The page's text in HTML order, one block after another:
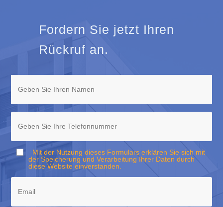
Fordern Sie jetzt Ihren
Rückruf an.
Mit der Nutzung dieses Formulars erklären Sie sich mit
der Speicherung und Verarbeitung Ihrer Daten durch
diese Website einverstanden.